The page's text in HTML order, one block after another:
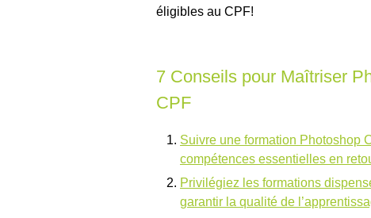
éligibles au CPF!
7 Conseils pour Maîtriser
CPF
Suivre une formation Photoshop
compétences essentielles en
Privilégiez les formations
garantir la qualité de